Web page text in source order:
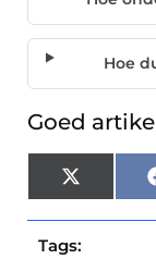
Hoe
Goed
X
(Twitter)
Tags: